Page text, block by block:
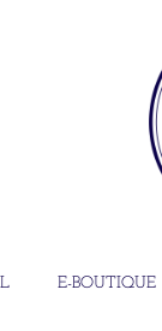
E-BOUTIQUE